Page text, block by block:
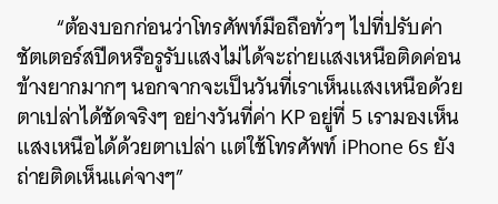
“ต้องบอกก่อนว่าโทรศัพท์มือถือทั่วๆ ไปที่ปรับค่า
ชัตเตอร์สปีดหรือรูรับแสงไม่ได้จะถ่ายแสงเหนือติดค่อน
ข้างยากมากๆ นอกจากจะเป็นวันที่เราเห็นแสงเหนือด้วย
ตาเปล่าได้ชัดจริงๆ อย่างวันที่ค่า KP อยู่ที่ 5 เรามองเห็น
แสงเหนือได้ด้วยตาเปล่า แต่ใช้โทรศัพท์ iPhone 6s ยัง
ถ่ายติดเห็นแค่จางๆ”